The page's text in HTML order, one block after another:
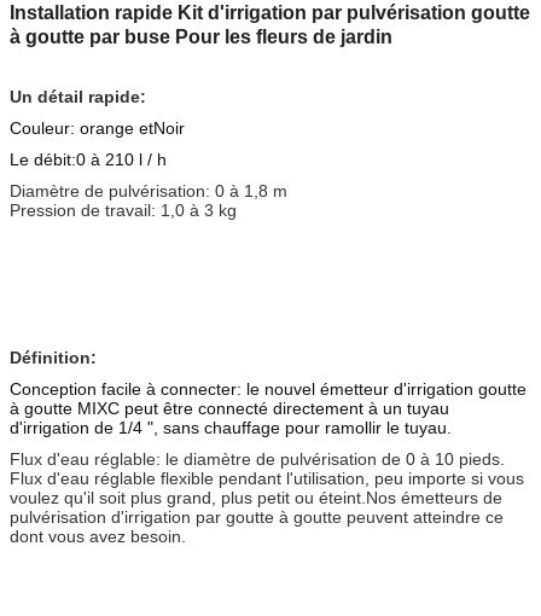
Installation rapide Kit d'irrigation par pulvérisation goutte
à goutte par buse Pour les fleurs de jardin
Un détail rapide:
Couleur: orange etNoir
Le débit:0 à 210 l / h
Diamètre de pulvérisation: 0 à 1,8 m
Pression de travail: 1,0 à 3 kg
Définition:
Conception facile à connecter: le nouvel émetteur d'irrigation goutte
à goutte MIXC peut être connecté directement à un tuyau
d'irrigation de 1/4 ", sans chauffage pour ramollir le tuyau.
Flux d'eau réglable: le diamètre de pulvérisation de 0 à 10 pieds.
Flux d'eau réglable flexible pendant l'utilisation, peu importe si vous
voulez qu'il soit plus grand, plus petit ou éteint.Nos émetteurs de
pulvérisation d'irrigation par goutte à goutte peuvent atteindre ce
dont vous avez besoin.